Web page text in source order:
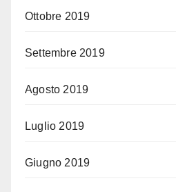
Ottobre 2019
Settembre 2019
Agosto 2019
Luglio 2019
Giugno 2019